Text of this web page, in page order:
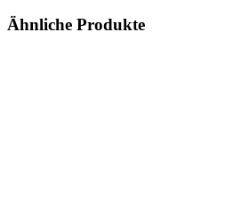
Ähnliche Produkte